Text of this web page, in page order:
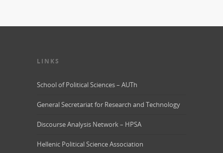
LINKS
School of Political Sciences – AUTh
General Secretariat for Research and Technology
Discourse Analysis Network – HPSA
Hellenic Political Science Association